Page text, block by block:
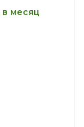
в месяц